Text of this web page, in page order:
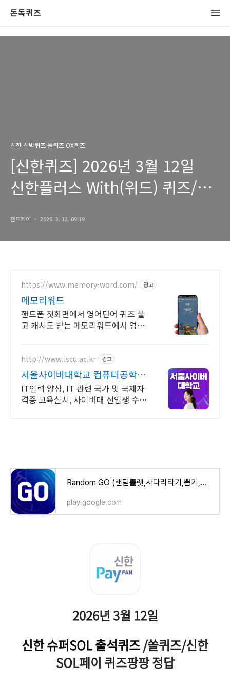
돈독퀴즈
신한 신박퀴즈 쏠퀴즈 OX퀴즈
[신한퀴즈] 2026년 3월 12일
신한플러스 With(위드) 퀴즈/
잰드케이 2026. 3. 12. 09:19
https://www.memory-word.com/ 광고
메모리워드
핸드폰 첫화면에서 영어단어 퀴즈 풀
고 캐시도 받는 메모리워드에서 영어
http://www.iscu.ac.kr 광고
서울사이버대학교 컴퓨터공학과
2026 가을학기 신편입생
IT인력 양성, IT 관련 국가 및 국제자
격증 교육실시, 사이버대 신입생 수 1
Random GO (랜덤룰렛,사다리타기,뽑기,복불복) - Google Play 앱
play.google.com
2026년 3월 12일
신한 슈퍼SOL 출석퀴즈/쏠퀴즈/신한
SOL페이 퀴즈팡팡 정답